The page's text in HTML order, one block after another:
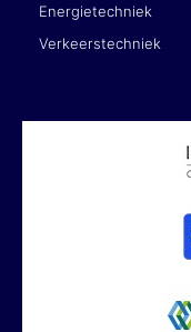
Energietechniek
Verkeerstechniek